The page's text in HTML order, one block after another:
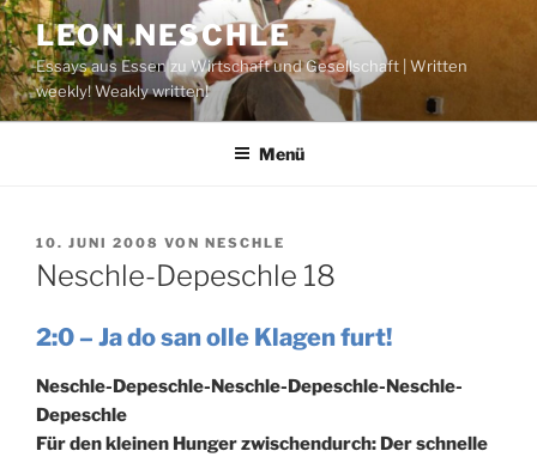
Zum
Inhalt
springen
LEON NESCHLE
Essays aus Essen zu Wirtschaft und Gesellschaft | Written
weekly! Weakly written!
Menü
VERÖFFENTLICHT
AM
10. JUNI 2008 VON NESCHLE
Neschle-Depeschle 18
2:0 – Ja do san olle Klagen furt!
Neschle-Depeschle-Neschle-Depeschle-Neschle-
Depeschle
Für den kleinen Hunger zwischendurch: Der schnelle